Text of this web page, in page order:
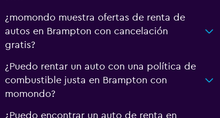
¿momondo muestra ofertas de renta de
autos en Brampton con cancelación
gratis?
¿Puedo rentar un auto con una política de
combustible justa en Brampton con
momondo?
¿Puedo encontrar un auto de renta en